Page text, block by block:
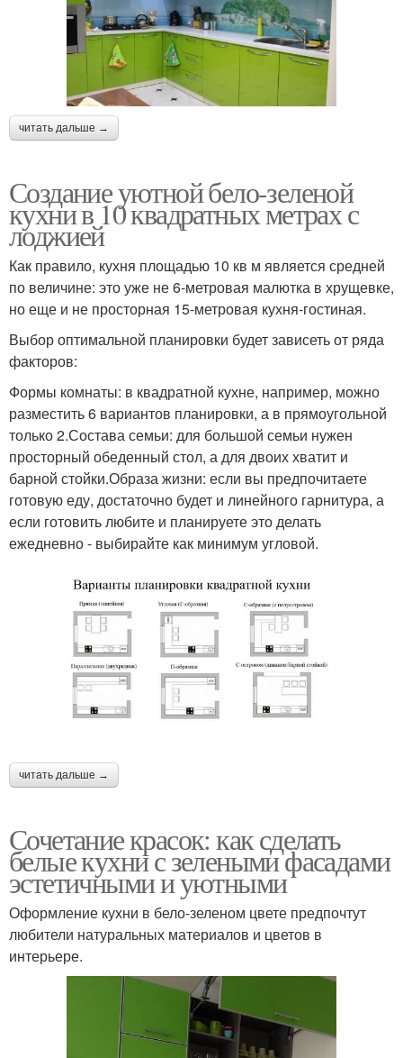
читать дальше →
Создание уютной бело-зеленой
кухни в 10 квадратных метрах с
лоджией
Как правило, кухня площадью 10 кв м является средней
по величине: это уже не 6-метровая малютка в хрущевке,
но еще и не просторная 15-метровая кухня-гостиная.
Выбор оптимальной планировки будет зависеть от ряда
факторов:
Формы комнаты: в квадратной кухне, например, можно
разместить 6 вариантов планировки, а в прямоугольной
только 2.Состава семьи: для большой семьи нужен
просторный обеденный стол, а для двоих хватит и
барной стойки.Образа жизни: если вы предпочитаете
готовую еду, достаточно будет и линейного гарнитура, а
если готовить любите и планируете это делать
ежедневно - выбирайте как минимум угловой.
читать дальше →
Сочетание красок: как сделать
белые кухни с зелеными фасадами
эстетичными и уютными
Оформление кухни в бело-зеленом цвете предпочтут
любители натуральных материалов и цветов в
интерьере.